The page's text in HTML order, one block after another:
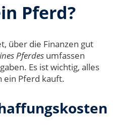
Pferd?
über die Finanzen gut
Pferdes umfassen
Es ist wichtig, alles
ein Pferd kauft.